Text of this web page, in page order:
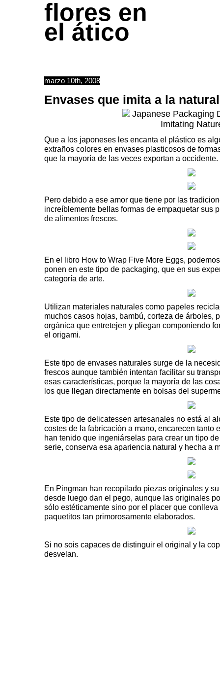
flores en
el ático
marzo 10th, 2008
Envases que imita a la
Que a los japoneses les encanta el plástico es
extraños colores en envases plasticosos de
que la mayoría de las veces exportan a occidente.
Pero debido a ese amor que tiene por las
increíblemente bellas formas de empaquetar sus
de alimentos frescos.
En el libro How to Wrap Five More Eggs,
ponen en este tipo de packaging, que en sus
categoría de arte.
Utilizan materiales naturales como papeles
muchos casos hojas, bambú, corteza de árboles,
orgánica que entretejen y pliegan componiendo
el origami.
Este tipo de envases naturales surge de la
frescos aunque también intentan facilitar su
esas características, porque la mayoría de las
los que llegan directamente en bolsas del
Este tipo de delicatessen artesanales no está al
costes de la fabricación a mano, encarecen tanto
han tenido que ingeniárselas para crear un tipo
serie, conserva esa apariencia natural y hecha a
En Pingman han recopilado piezas originales y
desde luego dan el pego, aunque las originales
sólo estéticamente sino por el placer que
paquetitos tan primorosamente elaborados.
Si no sois capaces de distinguir el original y la
desvelan.